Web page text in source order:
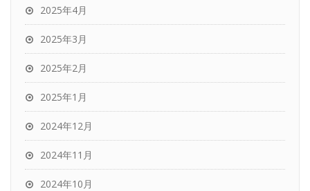
2025年4月
2025年3月
2025年2月
2025年1月
2024年12月
2024年11月
2024年10月